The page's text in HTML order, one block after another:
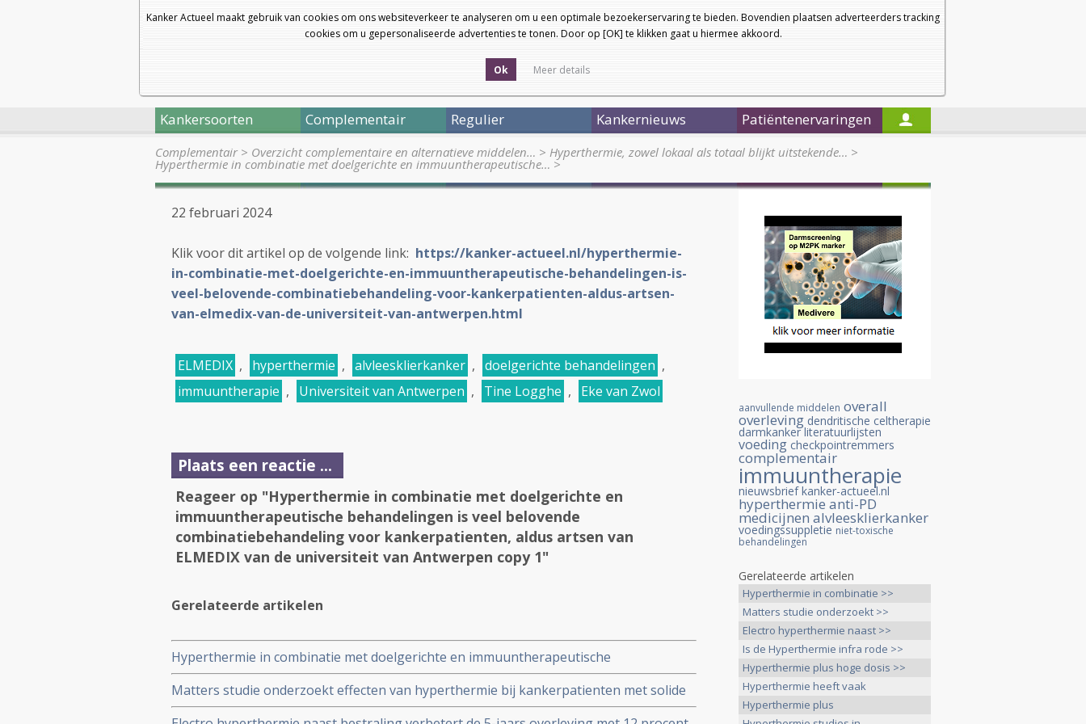
Kanker Actueel maakt gebruik van cookies om ons websiteverkeer te analyseren om u een optimale bezoekerservaring te bieden. Bovendien plaatsen adverteerders tracking
cookies om u gepersonaliseerde advertenties te tonen. Door op [OK] te klikken gaat u hiermee akkoord.
Ok Meer details
a
a
Nieuwsbrief
Startpagina
Kankersoorten Complementair Regulier Kankernieuws Patiëntenervaringen
Complementair> Overzicht complementaire en alternatieve middelen… > Hyperthermie, zowel lokaal als totaal blijkt uitstekende… >
Hyperthermie in combinatie met doelgerichte en immuuntherapeutische… >
22 februari 2024
Klik voor dit artikel op de volgende link: https://kanker-actueel.nl/hyperthermie-
in-combinatie-met-doelgerichte-en-immuuntherapeutische-behandelingen-is-
veel-belovende-combinatiebehandeling-voor-kankerpatienten-aldus-artsen-
van-elmedix-van-de-universiteit-van-antwerpen.html
ELMEDIX , hyperthermie , alvleesklierkanker , doelgerichte behandelingen ,
immuuntherapie , Universiteit van Antwerpen , Tine Logghe , Eke van Zwol
Plaats een reactie ...
Reageer op "Hyperthermie in combinatie met doelgerichte en
immuuntherapeutische behandelingen is veel belovende
combinatiebehandeling voor kankerpatienten, aldus artsen van
ELMEDIX van de universiteit van Antwerpen copy 1"
Gerelateerde artikelen
Hyperthermie in combinatie met doelgerichte en immuuntherapeutische
behandelingen is veel belovende combinatiebehandeling voor kankerpatienten, aldus
artsen van ELMEDIX van de universiteit van Antwerpen copy 1
Matters studie onderzoekt effecten van hyperthermie bij kankerpatienten met solide
tumoren en patienten met alvleesklierkanker. copy 1
aanvullende middelen overall
overleving dendritische celtherapie
darmkanker literatuurlijsten
voeding checkpointremmers
complementair
immuuntherapie
nieuwsbrief kanker-actueel.nl
hyperthermie anti-PD
medicijnen alvleesklierkanker
voedingssuppletie niet-toxische
behandelingen
Gerelateerde artikelen
Hyperthermie in combinatie >>
Matters studie onderzoekt >>
Electro hyperthermie naast >>
Is de Hyperthermie infra rode >>
Hyperthermie plus hoge dosis >>
Hyperthermie heeft vaak
therapeutisch >>
Hyperthermie plus